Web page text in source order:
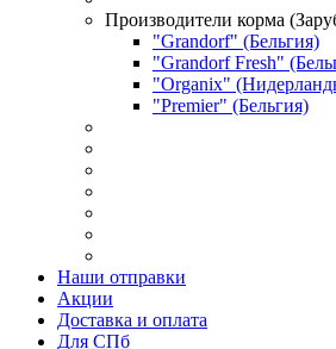
Производители корма
"Grandorf" (Бельгия)
"Grandorf Fresh"
"Organix"
"Premier" (Бельгия)
Наши отправки
Акции
Доставка и оплата
Для СПб